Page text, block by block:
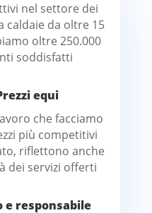
nel settore dei
caldaie da oltre 15
oltre 250.000
soddisfatti
equi
che facciamo
più competitivi
riflettono anche
dei servizi offerti
e responsabile